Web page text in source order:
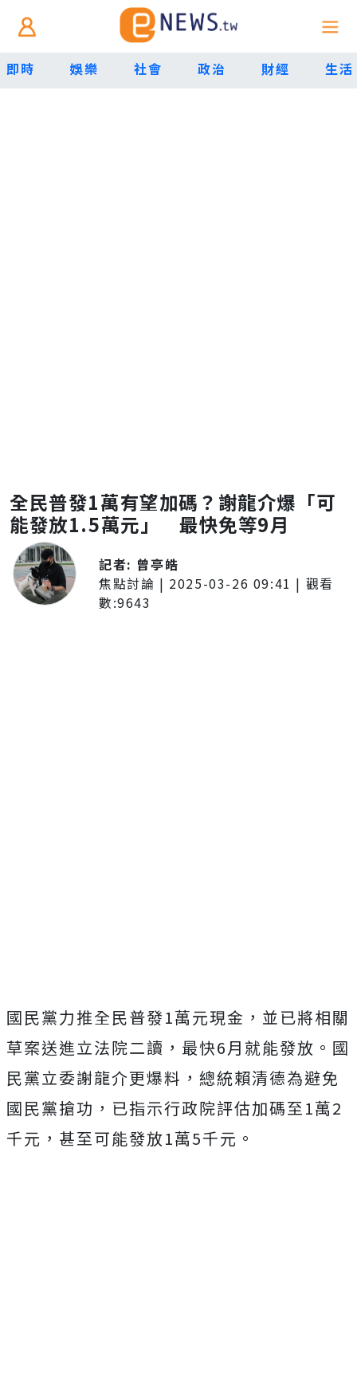
即時 娛樂 社會 政治 財經 生活
全民普發1萬有望加碼？謝龍介爆「可
能發放1.5萬元」 最快免等9月
記者: 曾亭皓
焦點討論 | 2025-03-26 09:41 | 觀看
數:9643
國民黨力推全民普發1萬元現金，並已將相關
草案送進立法院二讀，最快6月就能發放。國
民黨立委謝龍介更爆料，總統賴清德為避免
國民黨搶功，已指示行政院評估加碼至1萬2
千元，甚至可能發放1萬5千元。